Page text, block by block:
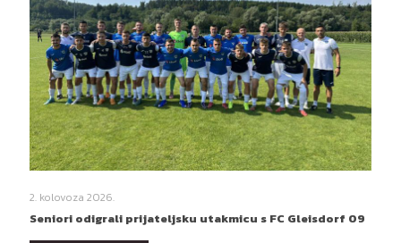
2. kolovoza 2026.
Seniori odigrali prijateljsku utakmicu s FC Gleisdorf 09